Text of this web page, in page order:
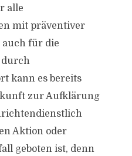
alle
mit präventiver
für die
durch
kann es bereits
zur Aufklärung
Aktion oder
geboten ist, denn